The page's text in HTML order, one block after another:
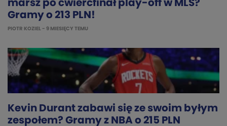
marsz po ćwierćfinał play-off w MLS?
Gramy o 213 PLN!
PIOTR KOZIEL - 9 MIESIĘCY TEMU
Kevin Durant zabawi się ze swoim byłym
zespołem? Gramy z NBA o 215 PLN